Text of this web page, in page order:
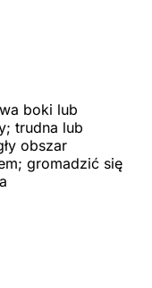
boki lub
trudna lub
obszar
gromadzić się